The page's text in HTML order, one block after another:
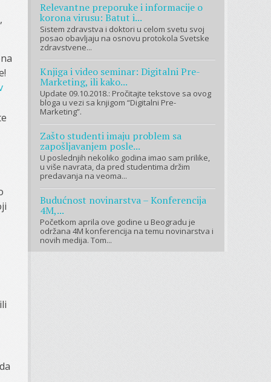
Relevantne preporuke i informacije o
korona virusu: Batut i...
Sistem zdravstva i doktori u celom svetu svoj
posao obavljaju na osnovu protokola Svetske
zdravstvene...
Knjiga i video seminar: Digitalni Pre-
Marketing, ili kako...
Update 09.10.2018.: Pročitajte tekstove sa ovog
bloga u vezi sa knjigom “Digitalni Pre-
Marketing”.
Zašto studenti imaju problem sa
zapošljavanjem posle...
U poslednjih nekoliko godina imao sam prilike,
u više navrata, da pred studentima držim
predavanja na veoma...
Budućnost novinarstva – Konferencija
4M,...
Početkom aprila ove godine u Beogradu je
održana 4M konferencija na temu novinarstva i
novih medija. Tom...